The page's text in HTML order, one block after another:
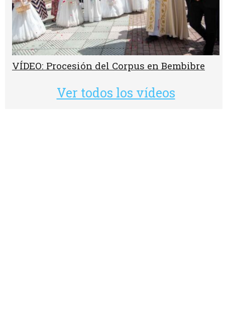
VÍDEO: Procesión del Corpus en Bembibre
Ver todos los vídeos